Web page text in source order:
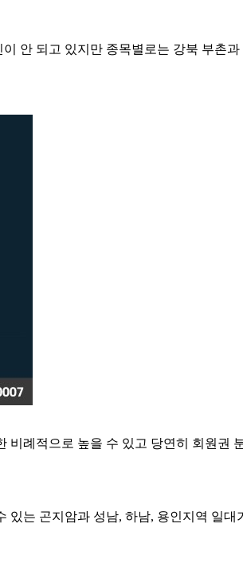
안 되고 있지만 종목별로는 강북 부촌
례적으로 높을 수 있고 당연히 회원권
는 곤지암과 성남, 하남, 용인지역 일대